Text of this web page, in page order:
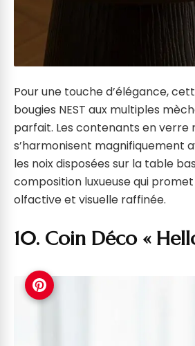
Pour une touche d’élégance,
bougies NEST aux multiples
parfait. Les contenants en verre
s’harmonisent magnifiquement
les noix disposées sur la table
composition luxueuse qui
olfactive et visuelle raffinée.
10. Coin Déco «